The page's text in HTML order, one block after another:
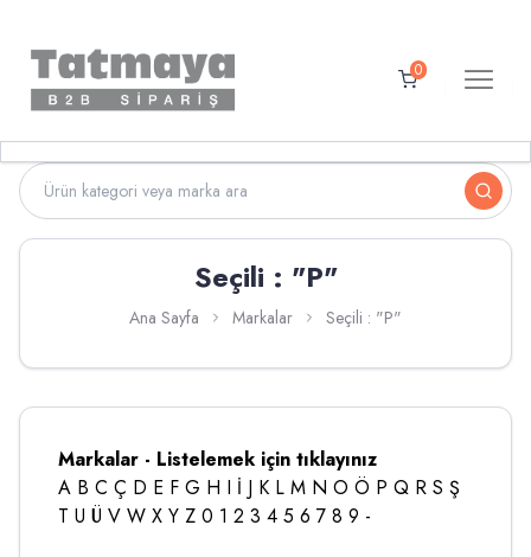
0
Seçili : "P"
Ana Sayfa Markalar Seçili : "P"
Markalar - Listelemek için tıklayınız
A B C Ç D E F G H I İ J K L M N O Ö P Q R S Ş
T U Ü V W X Y Z 0 1 2 3 4 5 6 7 8 9 -